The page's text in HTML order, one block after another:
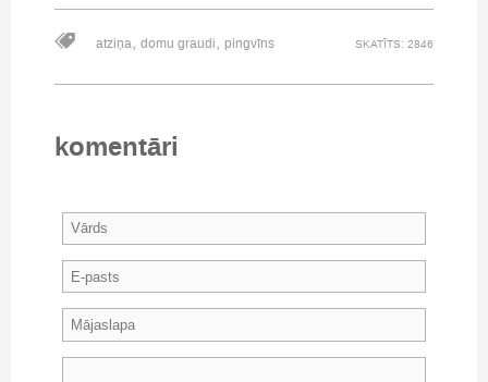
atziņa, domu graudi, pingvīns SKATĪTS: 2846
komentāri